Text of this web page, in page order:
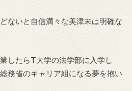
ないと自信満々な美津未は明確な
したらT大学の法学部に入学し
務省のキャリア組になる夢を抱い